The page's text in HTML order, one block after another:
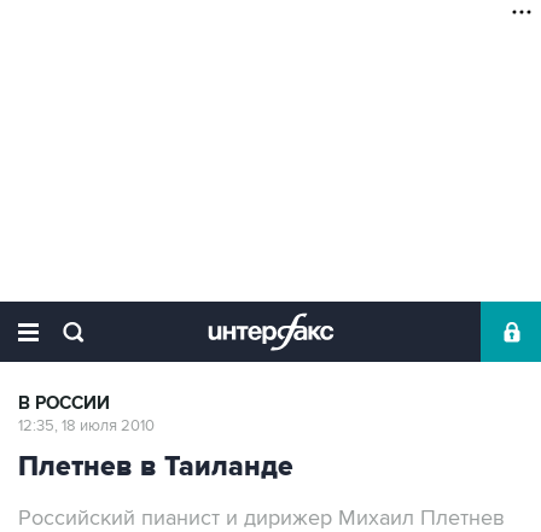
В РОССИИ
12:35, 18 июля 2010
Плетнев в Таиланде
Российский пианист и дирижер Михаил Плетнев